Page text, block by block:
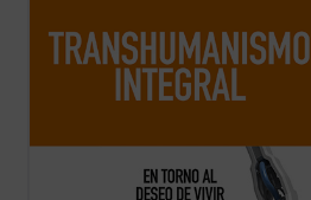
pensamiento y de acción de los desafíos
tecnológicos.... (ver ficha)